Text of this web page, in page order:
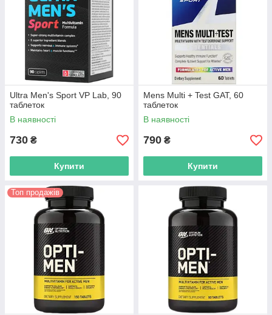
Ultra Men's Sport VP Lab, 90
таблеток
В наявності
730 ₴
Купити
Mens Multi + Test GAT, 60
таблеток
В наявності
790 ₴
Купити
Топ продажів